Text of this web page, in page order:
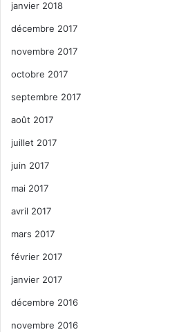
– Site internet de l’île :
janvier 2018
décembre 2017
novembre 2017
octobre 2017
septembre 2017
août 2017
juillet 2017
juin 2017
mai 2017
avril 2017
mars 2017
février 2017
janvier 2017
décembre 2016
novembre 2016